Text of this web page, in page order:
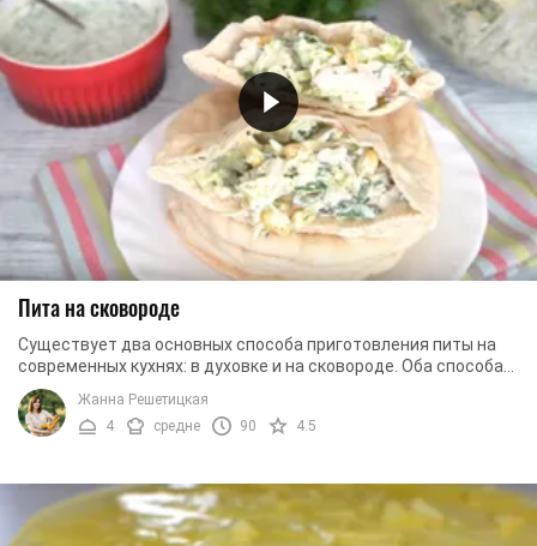
Пита на сковороде
Существует два основных способа приготовления питы на
современных кухнях: в духовке и на сковороде. Оба способа
давно проверены и оба себя полностью ...
Жанна Решетицкая
4
средне 90 4.5